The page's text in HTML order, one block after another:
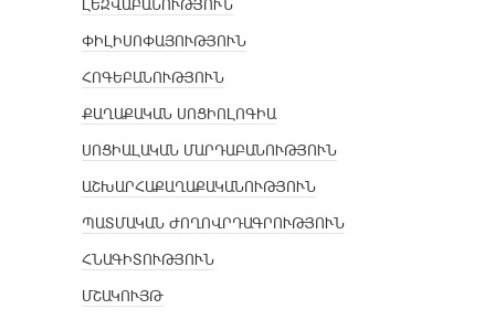
ԼԵԶՎԱԲԱՆՈՒԹՅՈՒՆ
ՓԻԼԻՍՈՓԱՅՈՒԹՅՈՒՆ
ՀՈԳԵԲԱՆՈՒԹՅՈՒՆ
ՔԱՂԱՔԱԿԱՆ ՍՈՑԻՈԼՈԳԻԱ
ՍՈՑԻԱԼԱԿԱՆ ՄԱՐԴԱԲԱՆՈՒԹՅՈՒՆ
ԱՇԽԱՐՀԱՔԱՂԱՔԱԿԱՆՈՒԹՅՈՒՆ
ՊԱՏՄԱԿԱՆ ԺՈՂՈՎՐԴԱԳՐՈՒԹՅՈՒՆ
ՀՆԱԳԻՏՈՒԹՅՈՒՆ
ՄՇԱԿՈՒՅԹ